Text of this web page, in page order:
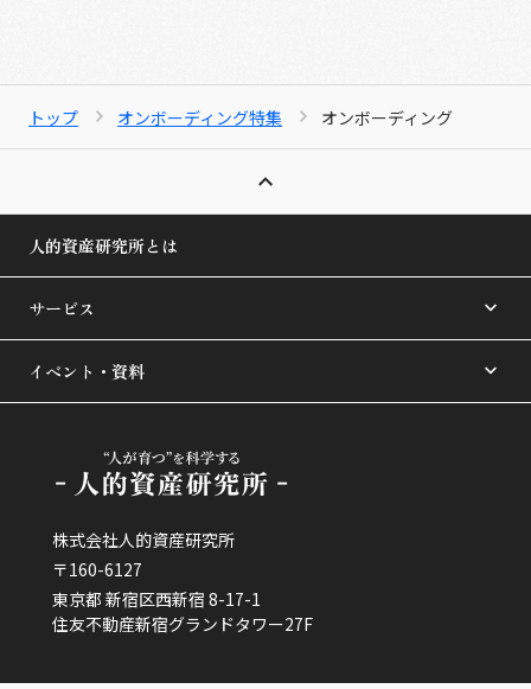
トップ オンボーディング特集 オンボーディング
人的資産研究所とは
サービス
イベント・資料
株式会社人的資産研究所
〒160-6127
東京都 新宿区西新宿 8-17-1
住友不動産新宿グランドタワー27F